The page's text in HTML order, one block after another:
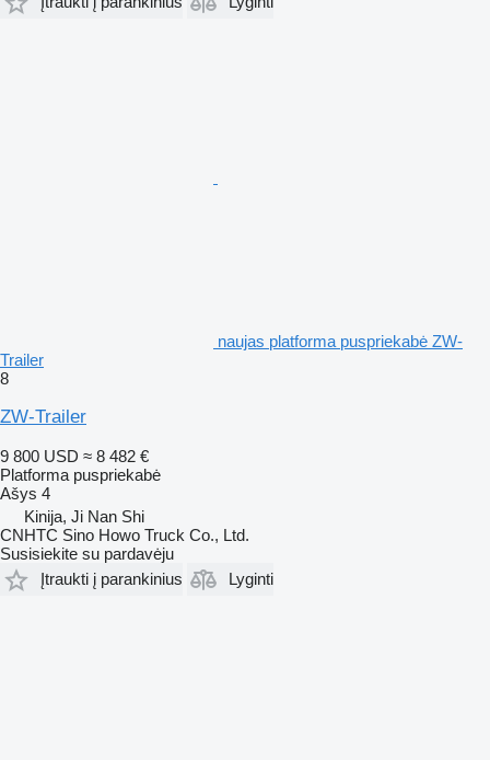
naujas platforma puspriekabė ZW-
Trailer
8
ZW-Trailer
9 800 USD ≈ 8 482 €
Platforma puspriekabė
Ašys 4
Kinija, Ji Nan Shi
CNHTC Sino Howo Truck Co., Ltd.
Susisiekite su pardavėju
Įtraukti į parankinius
Lyginti